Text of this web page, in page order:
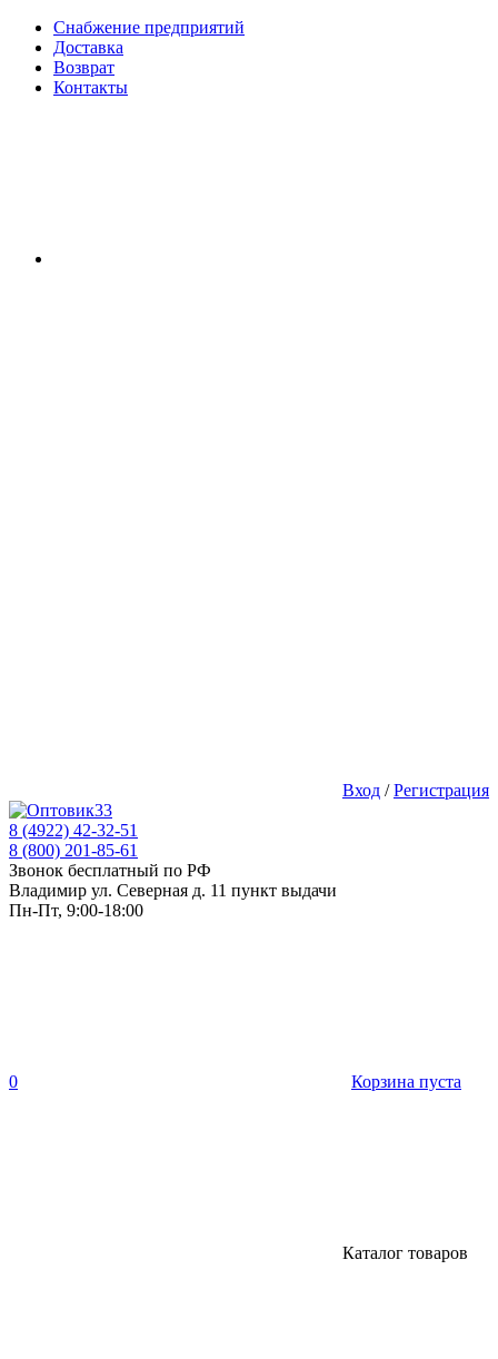
Снабжение предприятий
Доставка
Возврат
Контакты
Вход /Регистрация
8 (4922) 42-32-51
8 (800) 201-85-61
Звонок бесплатный по РФ
Владимир ул. Северная д. 11 пункт выдачи
Пн-Пт, 9:00-18:00
0 Корзина пуста
Каталог товаров